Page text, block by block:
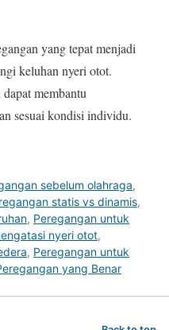
yang tepat menjadi
keluhan nyeri otot.
membantu
sesuai kondisi individu.
sebelum olahraga,
statis vs dinamis,
, Peregangan untuk
nyeri otot,
, Peregangan untuk
yang Benar